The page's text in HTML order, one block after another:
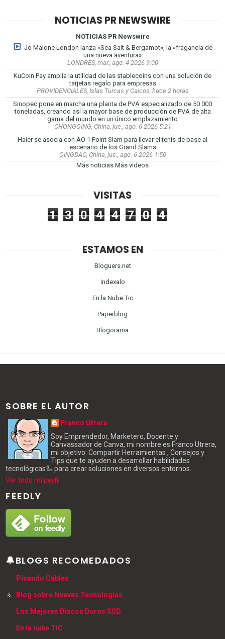
NOTICIAS PR NEWSWIRE
NOTICIAS PR Newswire
Jo Malone London lanza «Sea Salt & Bergamot», la «fragancia de
una nueva aventura»
LONDRES, mar., ago. 4 2026 9:00
KuCoin Pay amplía la utilidad de las stablecoins con una solución de
tarjetas regalo para empresas
PROVIDENCIALES, Islas Turcas y Caicos, hace 2 horas
Sinopec pone en marcha una planta de PVA especializado de 50 000
toneladas, creando así la mayor base de producción de PVA de alta
gama del mundo en un único emplazamiento
CHONGQING, China, jue., ago. 6 2026 5:21
Haier se asocia con AO 1 Point Slam para llevar el tenis de base al
escenario de los Grand Slams
QINGDAO, China, jue., ago. 6 2026 1:50
Más noticias Más videos
VISITAS
1 3 0 4 4 7 0 4
ESTAMOS EN
Bloguers.net
Indexalo
En la Nube Tic
Paperblog
Blogorama
SOBRE EL AUTOR
Franco Utrera
Soy Emprendedor, Marketero, Docente y
Canvassador de Canva, mi nombre es Franco Utrera,
mi objetivo: Compartir Herramientas , Consejos y
Tips que te ayuden a desarrollar habilidades
tecnológicas🦾 para crear soluciones en diversos entornos.
Ver todo mi perfil
FEEDLY
🔔BLOGS RECOMEDADOS
Pisando Cables
Blog sobre Nuevas Tecnologías
Los Mejores Discos Duros SSD
En la nube TIC